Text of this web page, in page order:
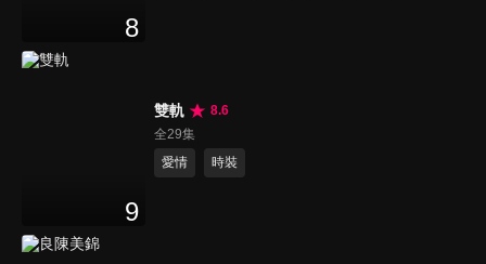
8
9
雙軌
8.6
全29集
愛情
時裝